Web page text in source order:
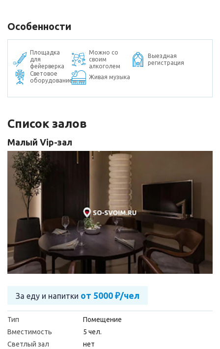
Особенности
Площадка
для
фейерверка
Можно со
своим
алкоголем
Выездная
регистрация
Световое
оборудование
Живая музыка
Список залов
Малый Vip-зал
За еду и напитки от 5000 ₽/чел
Тип
Помещение
Вместимость
5 чел.
Светлый зал
нет